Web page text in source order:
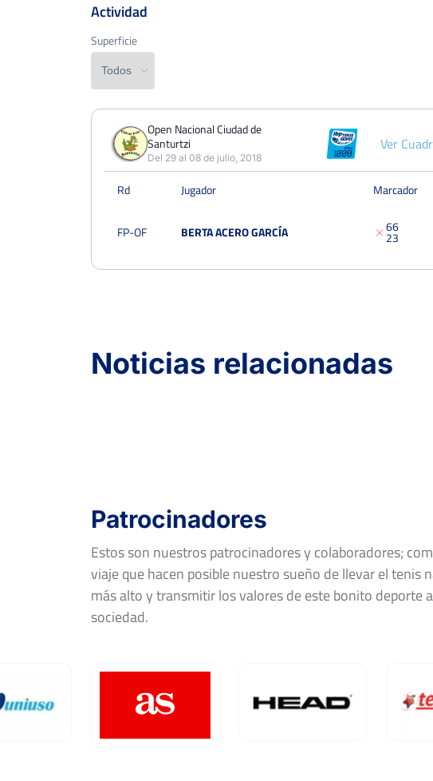
Superficie
PERDIDOSPARTIDOS
1
PERDIDOS JUEGOS GANADOS
Actividad
Superficie
Open Nacional Ciudad de
Santurtzi
Del 29 al 08 de julio, 2018
Ver
Rd Jugador Marcador
FP-OF BERTA ACERO GARCÍA 6
2
6
3
Noticias relacionadas
Patrocinadores
Estos son nuestros patrocinadores y colaboradores;
viaje que hacen posible nuestro sueño de llevar el tenis
más alto y transmitir los valores de este bonito deporte
sociedad.